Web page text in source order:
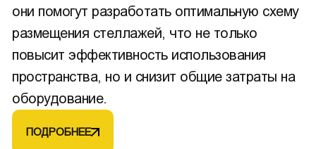
они помогут разработать оптимальную схему
размещения стеллажей, что не только
повысит эффективность использования
пространства, но и снизит общие затраты на
оборудование.
ПОДРОБНЕЕ